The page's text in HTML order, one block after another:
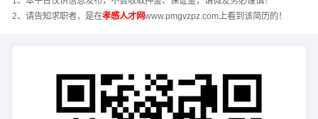
2、请告知求职者，是在孝感人才网www.pmgvzpz.com上看到该简历的！